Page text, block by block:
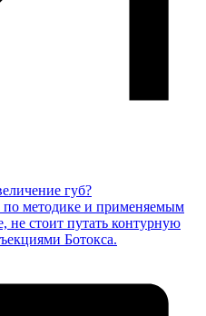
губ?
по методике и применяемым
не стоит путать контурную
Ботокса.